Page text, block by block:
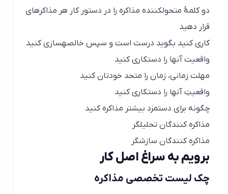
دو کلمۀ متحولکننده مذاکره را در دستور کار هر مذاکرهای
قرار دهيد
کاری کنيد بگوید درست است و سپس خالصهسازی کنيد
واقعيت آنها را دستكاری کنيد
مهلت زمانی، زمان را متحد خودتان کنيد
واقعيتِ آنها را دستكاری کنيد
چگونه برای دستمزد بيشتر مذاکره کنيد
مذاکره کنندگان تحليلگر
مذاکره کنندگان سازشگر
برویم به سراغ اصل کار
چک لیست تخصصی مذاکره